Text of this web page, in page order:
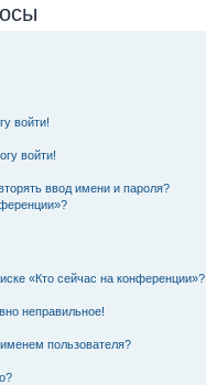
войти!
войти!
ввод имени и пароля?
«Кто сейчас на конференции»?
неправильное!
пользователя?